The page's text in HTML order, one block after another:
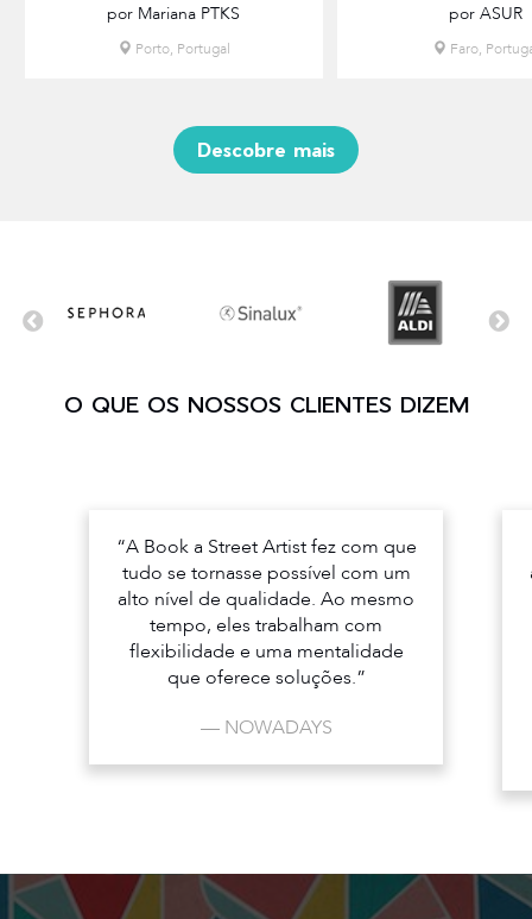
por Mariana PTKS
Porto, Portugal
por ASUR
Faro,
Descobre mais
O QUE OS NOSSOS CLIENTES DIZEM
“A Book a Street Artist fez com que
tudo se tornasse possível com um
alto nível de qualidade. Ao mesmo
tempo, eles trabalham com
flexibilidade e uma mentalidade
que oferece soluções.”
— NOWADAYS